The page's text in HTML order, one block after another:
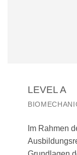
LEVEL A
Im Rahmen